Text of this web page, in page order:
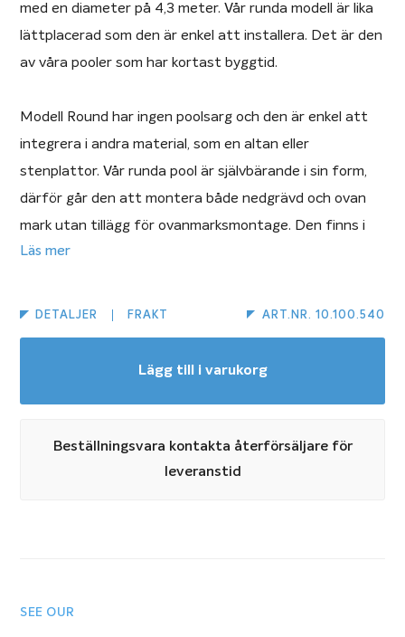
med en diameter på 4,3 meter. Vår runda modell är lika
lättplacerad som den är enkel att installera. Det är den
av våra pooler som har kortast byggtid.
Modell Round har ingen poolsarg och den är enkel att
integrera i andra material, som en altan eller
stenplattor. Vår runda pool är självbärande i sin form,
därför går den att montera både nedgrävd och ovan
mark utan tillägg för ovanmarksmontage. Den finns i
fyra standardstorlekar, från 3,3 till 6,2 meter i
kontakta din närmaste återförsäljare för mer
information och prisuppgifter.
Läs mer
DETALJER FRAKT ART.NR. 10.100.540
Lägg till i varukorg
Beställningsvara kontakta återförsäljare för
leveranstid
SEE OUR